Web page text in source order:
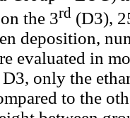
the 3rd (D3),
deposition,
evaluated in
D3, only the
to the